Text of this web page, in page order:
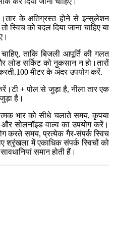
के क्षतिग्रस्त होने से इन्सुलेशन
स्विच को बदल दिया जाना चाहिए या
ताकि बिजली आपूर्ति की गलत
लोड सर्किट को नुकसान न हो।तारों
करती.100 मीटर के अंदर उपयोग करें.
+ पोल से जुड़ा है, नीला तार एक
है।
भार को सीधे चलाते समय, कृपया
और सोलनॉइड वाल्व का उपयोग करें।
करते समय, प्रत्येक गैर-संपर्क स्विच
श्रृंखला में एकाधिक संपर्क स्विचों को
समान होती हैं।